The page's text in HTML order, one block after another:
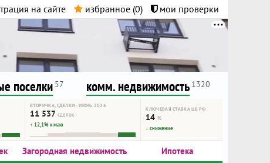
на сайте избранное (0) мои проверки
поселки 57 комм. недвижимость 1320
ВТОРИЧКА, СДЕЛКИ · ИЮНЬ 2026
11 537 сделок
↑ 12,1% к маю
КЛЮЧЕВАЯ СТАВКА ЦБ РФ
14%
↓ снижение
Загородная недвижимость Ипотека